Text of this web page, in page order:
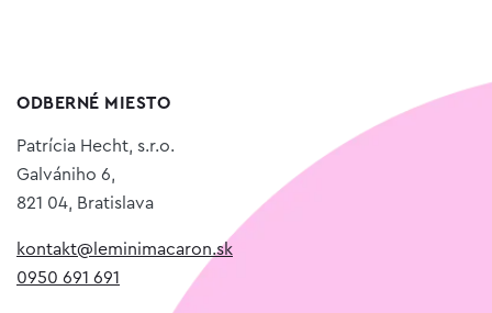
ODBERNÉ MIESTO
Patrícia Hecht, s.r.o.
Galvániho 6,
821 04, Bratislava
kontakt@leminimacaron.sk
0950 691 691